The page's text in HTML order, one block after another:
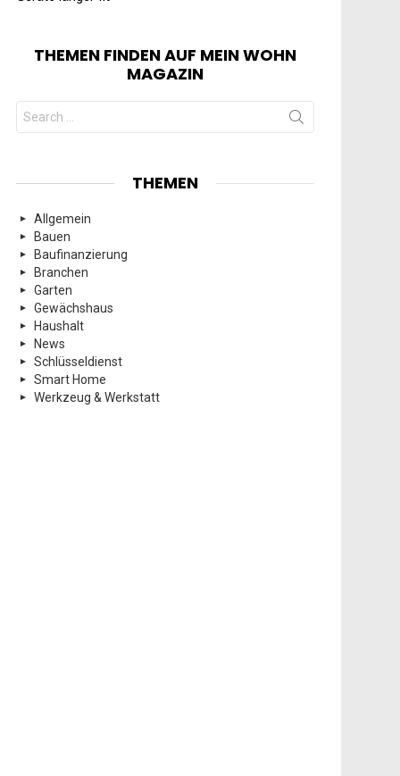
THEMEN FINDEN AUF MEIN WOHN
MAGAZIN
Search
for:
THEMEN
Allgemein
Bauen
Baufinanzierung
Branchen
Garten
Gewächshaus
Haushalt
News
Schlüsseldienst
Smart Home
Werkzeug & Werkstatt